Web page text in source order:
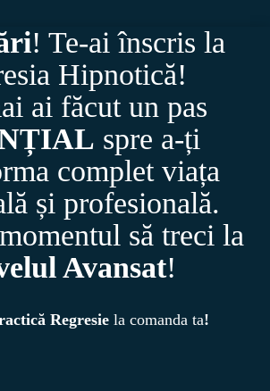
! Te-ai înscris la
Hipnotică!
ai făcut un pas
spre a-ți
complet viața
și profesională.
să treci la
Avansat!
Regresie la comanda ta!